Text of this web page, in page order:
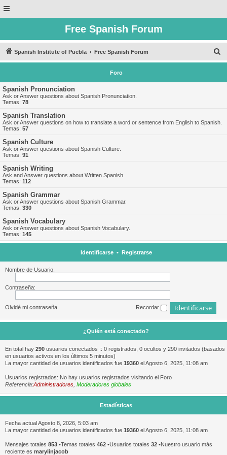
Free Spanish Forum
Spanish Institute of Puebla Free Spanish Forum
u
Foro
Spanish Pronunciation
Ask or Answer questions about Spanish Pronunciation.
Temas: 78
Spanish Translation
Ask or Answer questions on how to translate a word or sentence from English to Spanish.
Temas: 57
Spanish Culture
Ask or Answer questions about Spanish Culture.
Temas: 91
Spanish Writing
Ask and Answer questions about Written Spanish.
Temas: 112
Spanish Grammar
Ask or Answer questions about Spanish Grammar.
Temas: 330
Spanish Vocabulary
Ask or Answer questions about Spanish Vocabulary.
Temas: 145
Identificarse• Registrarse
Nombre de Usuario:
Contraseña:
Olvidé mi contraseña Recordar
¿Quién está conectado?
En total hay 290 usuarios conectados :: 0 registrados, 0 ocultos y 290 invitados (basados
en usuarios activos en los últimos 5 minutos)
La mayor cantidad de usuarios identificados fue 19360 el Agosto 6, 2025, 11:08 am
Usuarios registrados: No hay usuarios registrados visitando el Foro
Referencia:Administradores Moderadores globales
Estadísticas
Fecha actual Agosto 8, 2026, 5:03 am
La mayor cantidad de usuarios identificados fue 19360 el Agosto 6, 2025, 11:08 am
Mensajes totales 853 •Temas totales 462 •Usuarios totales 32 •Nuestro usuario más
reciente es marylinjacob